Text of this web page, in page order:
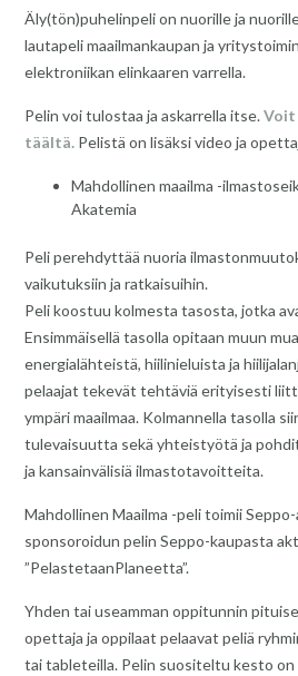
Äly(tön)puhelinpeli on nuorille ja
lautapeli maailmankaupan ja
elektroniikan elinkaaren varrella.
Pelin voi tulostaa ja askarrella itse.Voit
täältä. Pelistä on lisäksi video ja
Mahdollinen maailma -
Akatemia
Peli perehdyttää nuoria
vaikutuksiin ja ratkaisuihin.
Peli koostuu kolmesta tasosta, jotka
Ensimmäisellä tasolla opitaan muun
energialähteistä, hiilinieluista ja
pelaajat tekevät tehtäviä erityisesti
ympäri maailmaa. Kolmannella tasolla
tulevaisuutta sekä yhteistyötä ja
ja kansainvälisiä ilmastotavoitteita.
Mahdollinen Maailma -peli toimii
sponsoroidun pelin Seppo-kaupasta
”PelastetaanPlaneetta”.
Yhden tai useamman oppitunnin
opettaja ja oppilaat pelaavat peliä
tai tableteilla. Pelin suositeltu kesto on